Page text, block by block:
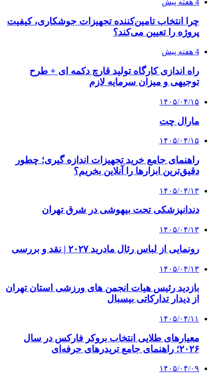
4 هفته پیش
چرا انتخاب تامین‌کننده تجهیزات جوشکاری، کیفیت
پروژه را تعیین می‌کند؟
4 هفته پیش
راه اندازی کارگاه تولید قارچ دکمه ای + طرح
توجیهی و میزان سرمایه لازم
۱۴۰۵/۰۴/۱۵
مارال چت
۱۴۰۵/۰۴/۱۵
راهنمای جامع خرید تجهیزات اندازه گیری؛ چطور
دقیق‌ترین ابزارها را آنلاین بخریم؟
۱۴۰۵/۰۴/۱۳
دندانپزشکی تحت بیهوشی در شرق تهران
۱۴۰۵/۰۴/۱۳
رونمایی از لباس رئال مادرید ۲۰۲۷ | نقد و بررسی
۱۴۰۵/۰۴/۱۳
بازدید رئیس هیات انجمن های ورزشی استان تهران
از دیدار تدارکاتی بیسبال
۱۴۰۵/۰۴/۱۱
معیارهای طلایی انتخاب بروکر فارکس در سال
۲۰۲۶؛ راهنمای جامع تریدرهای حرفه‌ای
۱۴۰۵/۰۴/۰۹